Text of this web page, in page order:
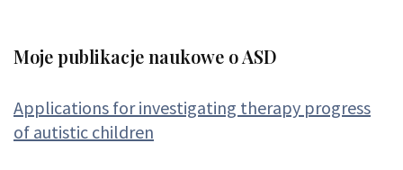
Moje publikacje naukowe o ASD
Applications for investigating therapy progress
of autistic children